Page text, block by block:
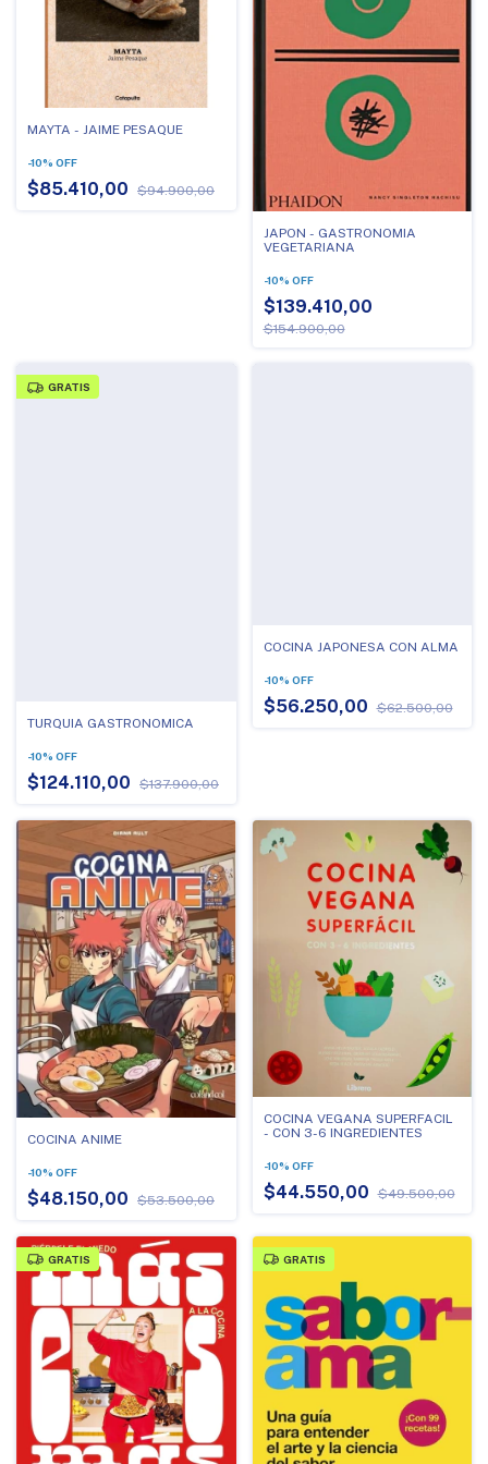
MAYTA - JAIME PESAQUE
-10% OFF
$85.410,00 $94.900,00
JAPON - GASTRONOMIA
VEGETARIANA
-10% OFF
$139.410,00
$154.900,00
GRATIS
TURQUIA GASTRONOMICA
-10% OFF
$124.110,00 $137.900,00
COCINA JAPONESA CON ALMA
-10% OFF
$56.250,00 $62.500,00
COCINA ANIME
-10% OFF
$48.150,00 $53.500,00
COCINA VEGANA SUPERFACIL
- CON 3-6 INGREDIENTES
-10% OFF
$44.550,00 $49.500,00
GRATIS GRATIS